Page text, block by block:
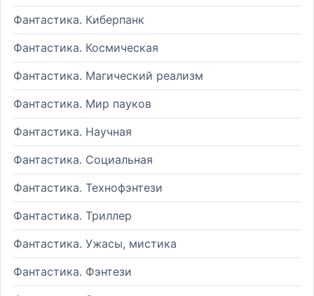
Фантастика. Киберпанк
Фантастика. Космическая
Фантастика. Магический реализм
Фантастика. Мир пауков
Фантастика. Научная
Фантастика. Социальная
Фантастика. Технофэнтези
Фантастика. Триллер
Фантастика. Ужасы, мистика
Фантастика. Фэнтези